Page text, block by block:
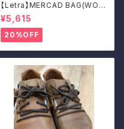
【Letra】MERCAD BAG(WOV
EN)
¥5,615
20%OFF